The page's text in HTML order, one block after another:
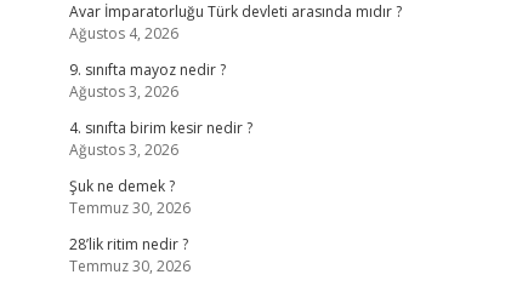
Avar İmparatorluğu Türk devleti arasında mıdır ?
Ağustos 4, 2026
9. sınıfta mayoz nedir ?
Ağustos 3, 2026
4. sınıfta birim kesir nedir ?
Ağustos 3, 2026
Şuk ne demek ?
Temmuz 30, 2026
28’lik ritim nedir ?
Temmuz 30, 2026